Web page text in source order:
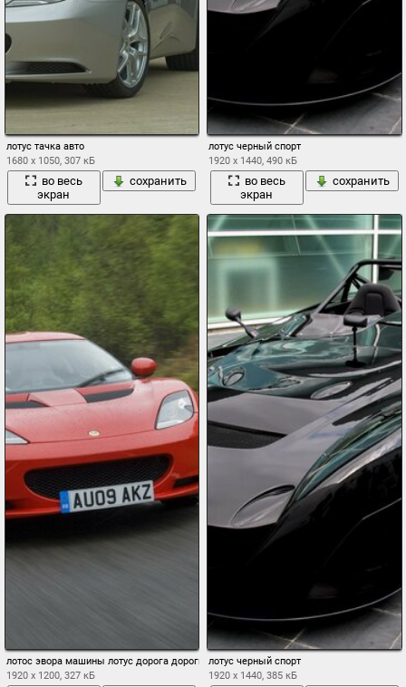
лотус тачка авто
1680 x 1050, 307 кБ
во весь
экран
сохранить
лотус черный спорт
1920 x 1440, 490 кБ
во весь
экран
сохранить
лотос эвора машины лотус дорога дороги дождь дожди
1920 x 1200, 327 кБ
лотус черный спорт
1920 x 1440, 385 кБ